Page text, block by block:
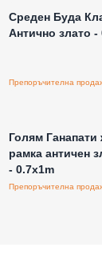
Среден Буда
Антично злато -
Голям Ганапати
рамка античен
- 0.7x1m